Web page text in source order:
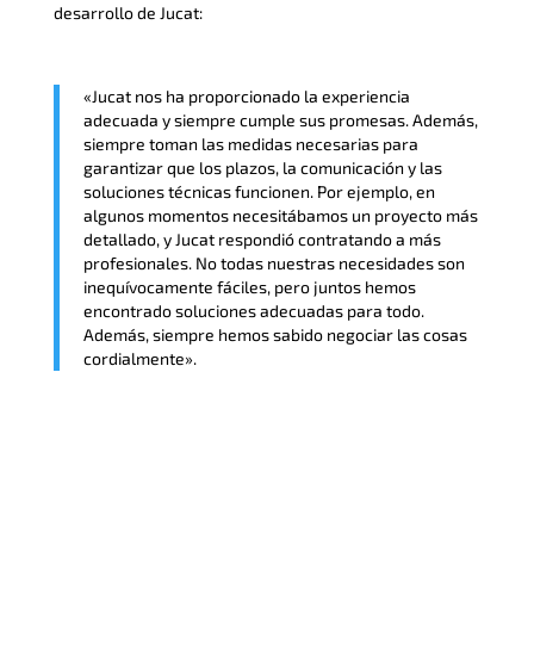
desarrollo de Jucat:
«Jucat nos ha proporcionado la experiencia
adecuada y siempre cumple sus promesas. Además,
siempre toman las medidas necesarias para
garantizar que los plazos, la comunicación y las
soluciones técnicas funcionen. Por ejemplo, en
algunos momentos necesitábamos un proyecto más
detallado, y Jucat respondió contratando a más
profesionales. No todas nuestras necesidades son
inequívocamente fáciles, pero juntos hemos
encontrado soluciones adecuadas para todo.
Además, siempre hemos sabido negociar las cosas
cordialmente».